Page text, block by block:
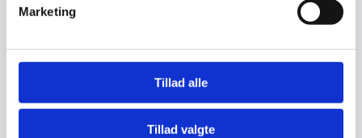
Marketing
Tillad alle
Tillad valgte
Vi prismatcher